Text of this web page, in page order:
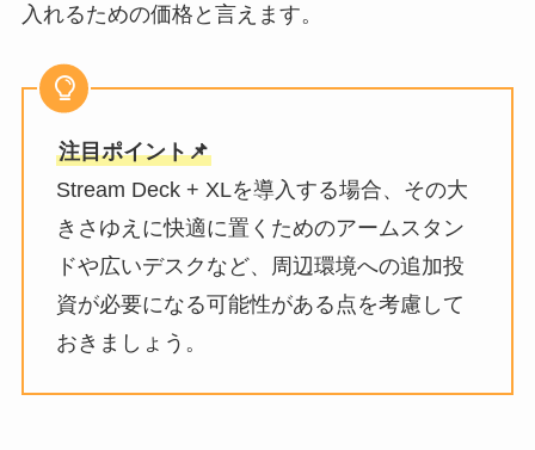
入れるための価格と言えます。
注目ポイント📌
Stream Deck + XLを導入する場合、その大
きさゆえに快適に置くためのアームスタン
ドや広いデスクなど、周辺環境への追加投
資が必要になる可能性がある点を考慮して
おきましょう。